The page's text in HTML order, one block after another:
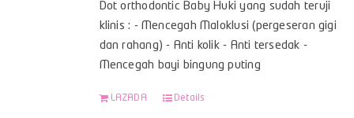
Dot orthodontic Baby Huki yang sudah teruji
klinis : - Mencegah Maloklusi (pergeseran gigi
dan rahang) - Anti kolik - Anti tersedak -
Mencegah bayi bingung puting
LAZADA Details